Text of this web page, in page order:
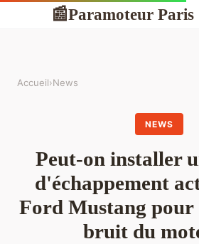
📰Paramoteur Paris
Accueil›News
NEWS
Peut-on installer
d'échappement
Ford Mustang pour
bruit du